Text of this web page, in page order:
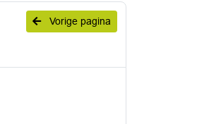
Vorige pagina